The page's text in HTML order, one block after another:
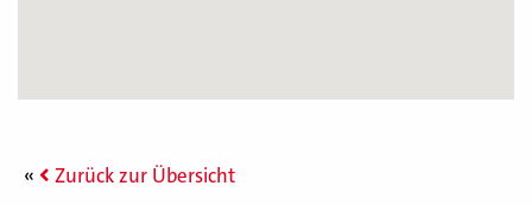
Zurück zur Übersicht